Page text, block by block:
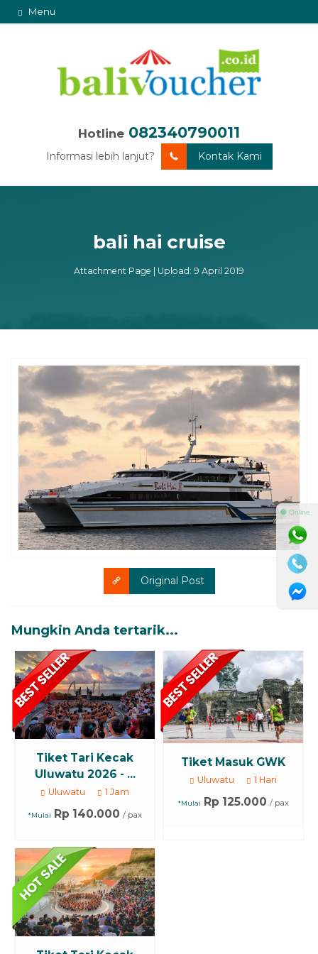
Menu
Hotline 082340790011
Informasi lebih lanjut? Kontak Kami
bali hai cruise
Attachment Page | Upload: 9 April 2019
Original Post
Mungkin Anda tertarik...
Tiket Tari Kecak
Uluwatu 2026 - ...
Uluwatu 1 Jam
*Mulai Rp 140.000 / pax
Tiket Masuk GWK
Uluwatu 1 Hari
*Mulai Rp 125.000 / pax
⚫ Online